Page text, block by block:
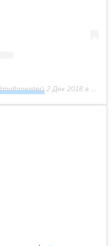
2 Дек 2018 в 8:34 PST